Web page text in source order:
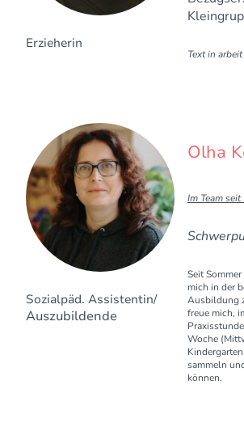
Erzieherin
Text in arbeit
Sozialpäd. Assistentin/
Auszubildende
Olha
Im Team
Seit
mich in der
Ausbildung
freue mich,
Woche
sammeln
können.